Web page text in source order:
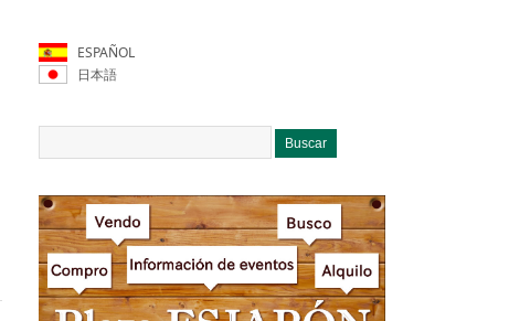
ESPAÑOL
日本語